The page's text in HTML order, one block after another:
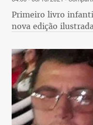
Primeiro livro
nova edição